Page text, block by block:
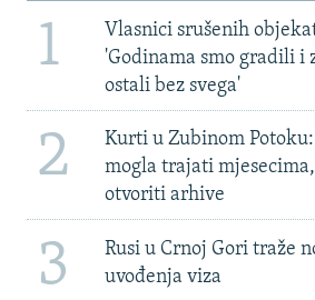
1
Vlasnici srušenih
'Godinama smo gradili i
ostali bez svega'
2
Kurti u Zubinom
mogla trajati
otvoriti arhive
3
Rusi u Crnoj Gori traže
uvođenja viza